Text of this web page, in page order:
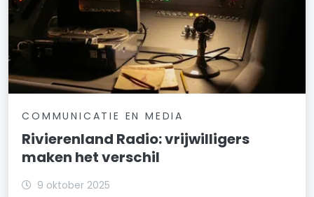
COMMUNICATIE EN MEDIA
Rivierenland Radio: vrijwilligers
maken het verschil
9 oktober 2025